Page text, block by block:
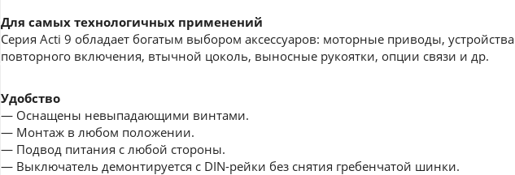
Для самых технологичных применений
Серия Acti 9 обладает богатым выбором аксессуаров: моторные приводы, устройства
повторного включения, втычной цоколь, выносные рукоятки, опции связи и др.
Удобство
— Оснащены невыпадающими винтами.
— Монтаж в любом положении.
— Подвод питания с любой стороны.
— Выключатель демонтируется с DIN-рейки без снятия гребенчатой шинки.